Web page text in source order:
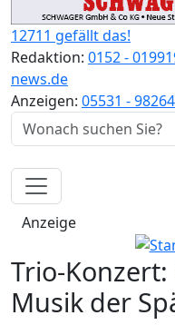
12711 gefällt das!
Redaktion: 0152 -
news.de
Anzeigen: 05531 -
Anzeige
Trio-
Musik der